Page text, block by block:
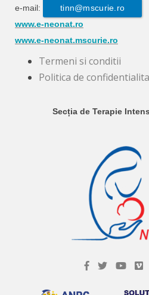
e-mail:
tinn@mscurie.ro
www.e-neonat.ro
www.e-neonat.mscurie.ro
Termeni si conditii
Politica de
Secția de Terapie